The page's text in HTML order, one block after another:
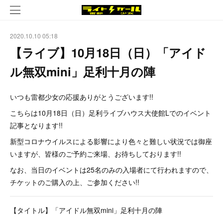
2020.10.10 05:18
【ライブ】10月18日（日）「アイド
ル無双mini」足利十月の陣
いつも雷都少女の応援ありがとうございます!!
こちらは10月18日（日）足利ライブハウス大使館Lでのイベント
記事となります!!
新型コロナウイルスによる影響により色々と難しい状況では御座
いますが、皆様のご予約ご来場、お待ちしております!!
なお、当日のイベントは25名のみの入場者にて行われますので、
チケットのご購入の上、ご参加ください!!
【タイトル】「アイドル無双mini」足利十月の陣